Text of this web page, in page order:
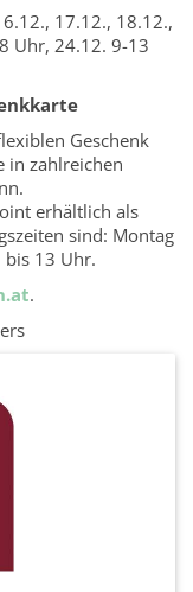
17.12., 18.12.,
Uhr, 24.12. 9-13
Geschenk
in zahlreichen
erhältlich als
sind: Montag
bis 13 Uhr.
.